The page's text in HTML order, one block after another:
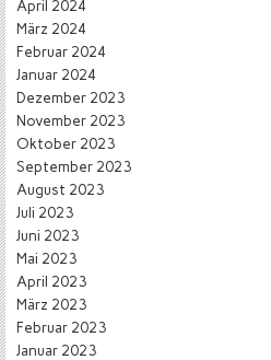
April 2024
März 2024
Februar 2024
Januar 2024
Dezember 2023
November 2023
Oktober 2023
September 2023
August 2023
Juli 2023
Juni 2023
Mai 2023
April 2023
März 2023
Februar 2023
Januar 2023